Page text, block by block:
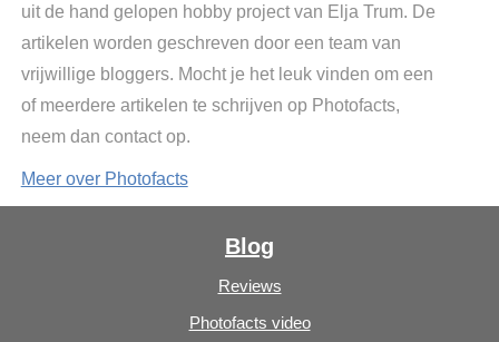
uit de hand gelopen hobby project van Elja Trum. De
artikelen worden geschreven door een team van
vrijwillige bloggers. Mocht je het leuk vinden om een
of meerdere artikelen te schrijven op Photofacts,
neem dan contact op.
Meer over Photofacts
Blog
Reviews
Photofacts video